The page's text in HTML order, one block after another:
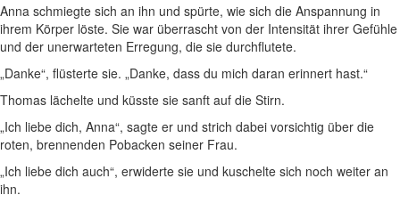
Anna schmiegte sich an ihn und spürte, wie sich die Anspannung in
ihrem Körper löste. Sie war überrascht von der Intensität ihrer Gefühle
und der unerwarteten Erregung, die sie durchflutete.
„Danke“, flüsterte sie. „Danke, dass du mich daran erinnert hast.“
Thomas lächelte und küsste sie sanft auf die Stirn.
„Ich liebe dich, Anna“, sagte er und strich dabei vorsichtig über die
roten, brennenden Pobacken seiner Frau.
„Ich liebe dich auch“, erwiderte sie und kuschelte sich noch weiter an
ihn.